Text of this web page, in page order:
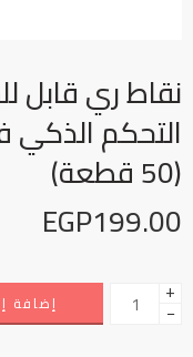
التحكم الذكي
(50 قطعة)
EGP199.00
+
− إضافة